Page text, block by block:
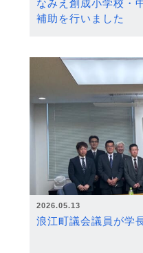
なみえ創成小学校・
補助を行いました
2026.05.13
浪江町議会議員が学